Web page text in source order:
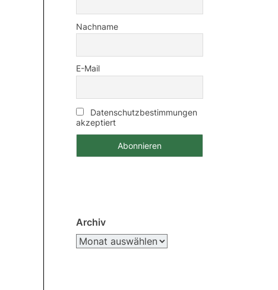
Nachname
E-Mail
Datenschutzbestimmungen
akzeptiert
Archiv